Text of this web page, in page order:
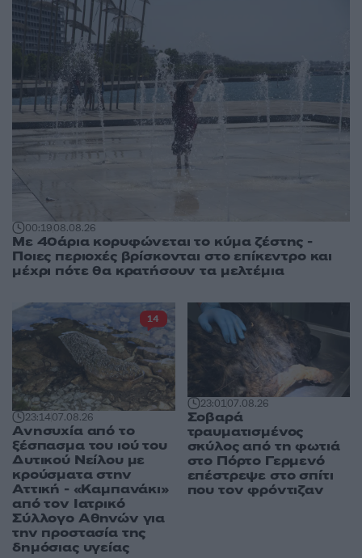
00:1908.08.26
Με 40άρια κορυφώνεται το κύμα ζέστης -
Ποιες περιοχές βρίσκονται στο επίκεντρο και
μέχρι πότε θα κρατήσουν τα μελτέμια
23:1407.08.26
Ανησυχία από το
ξέσπασμα του ιού του
Δυτικού Νείλου με
κρούσματα στην
Αττική - «Καμπανάκι»
από τον Ιατρικό
Σύλλογο Αθηνών για
την προστασία της
δημόσιας υγείας
14
23:0107.08.26
Σοβαρά
τραυματισμένος
σκύλος από τη φωτιά
στο Πόρτο Γερμενό
επέστρεψε στο σπίτι
που τον φρόντιζαν